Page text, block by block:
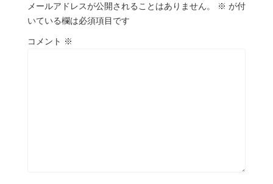
メールアドレスが公開されることはありません。 ※ が付
いている欄は必須項目です
コメント ※